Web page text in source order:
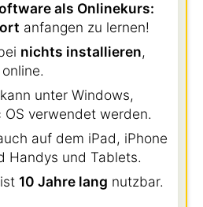
als Onlinekurs:
anfangen zu lernen!
nichts installieren,
unter Windows,
OS verwendet werden.
auf dem iPad, iPhone
Handys und Tablets.
10 Jahre lang nutzbar.